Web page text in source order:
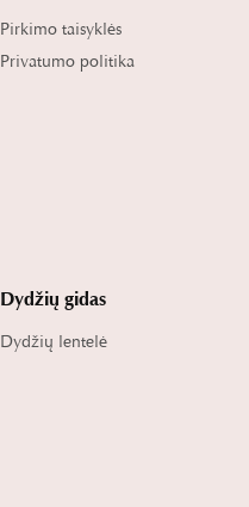
Pirkimo taisyklės
Privatumo politika
Dydžių gidas
Dydžių lentelė